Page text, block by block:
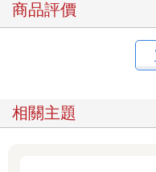
商品評價
相關主題